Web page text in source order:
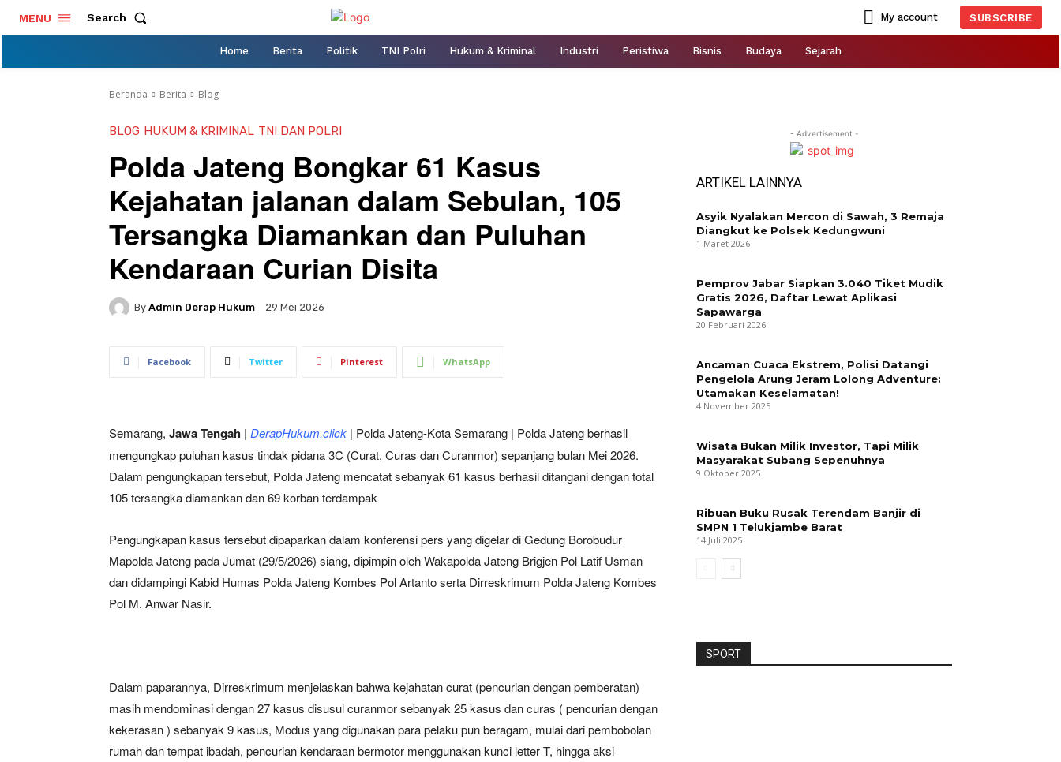
MENU Search My account SUBSCRIBE
Home Berita Politik TNI Polri Hukum & Kriminal Industri Peristiwa Bisnis Budaya Sejarah
Beranda Berita Blog
BLOG HUKUM & KRIMINAL TNI DAN POLRI
Polda Jateng Bongkar 61 Kasus
Kejahatan jalanan dalam Sebulan, 105
Tersangka Diamankan dan Puluhan
Kendaraan Curian Disita
By Admin Derap Hukum 29 Mei 2026
Facebook Twitter Pinterest WhatsApp
Semarang, Jawa Tengah | DerapHukum.click | Polda Jateng-Kota Semarang | Polda Jateng berhasil
mengungkap puluhan kasus tindak pidana 3C (Curat, Curas dan Curanmor) sepanjang bulan Mei 2026.
Dalam pengungkapan tersebut, Polda Jateng mencatat sebanyak 61 kasus berhasil ditangani dengan total
105 tersangka diamankan dan 69 korban terdampak
Pengungkapan kasus tersebut dipaparkan dalam konferensi pers yang digelar di Gedung Borobudur
Mapolda Jateng pada Jumat (29/5/2026) siang, dipimpin oleh Wakapolda Jateng Brigjen Pol Latif Usman
dan didampingi Kabid Humas Polda Jateng Kombes Pol Artanto serta Dirreskrimum Polda Jateng Kombes
Pol M. Anwar Nasir.
Dalam paparannya, Dirreskrimum menjelaskan bahwa kejahatan curat (pencurian dengan pemberatan)
masih mendominasi dengan 27 kasus disusul curanmor sebanyak 25 kasus dan curas ( pencurian dengan
kekerasan ) sebanyak 9 kasus, Modus yang digunakan para pelaku pun beragam, mulai dari pembobolan
rumah dan tempat ibadah, pencurian kendaraan bermotor menggunakan kunci letter T, hingga aksi
- Advertisement -
ARTIKEL LAINNYA
Asyik Nyalakan Mercon di Sawah, 3 Remaja
Diangkut ke Polsek Kedungwuni
1 Maret 2026
Pemprov Jabar Siapkan 3.040 Tiket Mudik
Gratis 2026, Daftar Lewat Aplikasi
Sapawarga
20 Februari 2026
Ancaman Cuaca Ekstrem, Polisi Datangi
Pengelola Arung Jeram Lolong Adventure:
Utamakan Keselamatan!
4 November 2025
Wisata Bukan Milik Investor, Tapi Milik
Masyarakat Subang Sepenuhnya
9 Oktober 2025
Ribuan Buku Rusak Terendam Banjir di
SMPN 1 Telukjambe Barat
14 Juli 2025
SPORT